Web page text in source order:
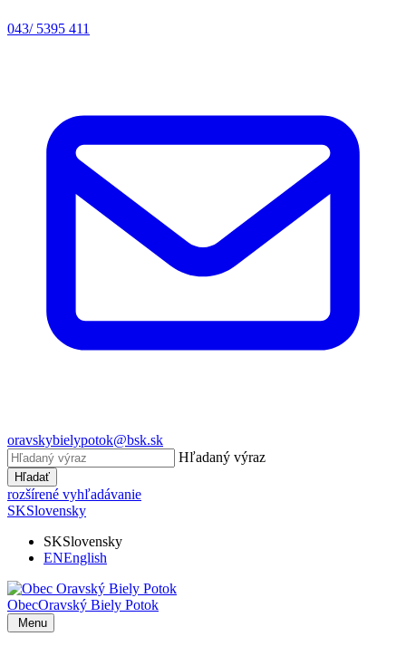
043/ 5395 411
oravskybielypotok@bsk.sk
Hľadaný výraz
Hľadať
rozšírené vyhľadávanie
SKSlovensky
SKSlovensky
ENEnglish
ObecOravský Biely Potok
Menu